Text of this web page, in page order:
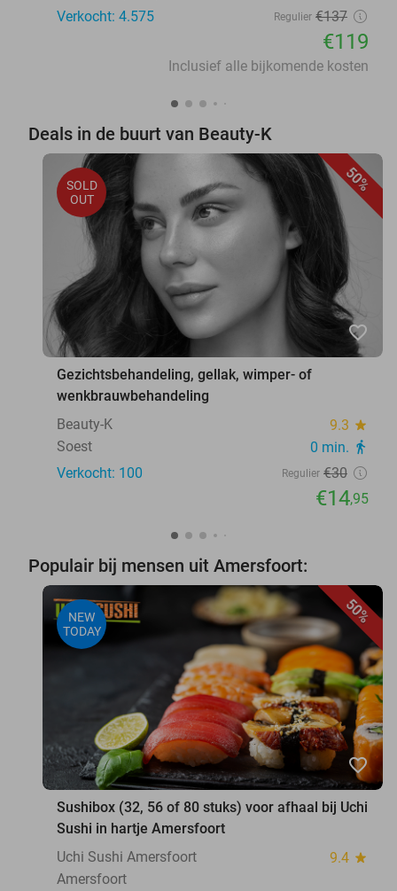
Verkocht: 4.575
Regulier €137
€119
Inclusief alle bijkomende kosten
Deals in de buurt van Beauty-K
50%
SOLD
OUT
favorite_border
Gezichtsbehandeling, gellak, wimper- of
wenkbrauwbehandeling
Beauty-K
9.3 star
Soest 0 min. directions_walk
Verkocht: 100 Regulier €30
€14,95
Populair bij mensen uit Amersfoort:
50%
NEW
TODAY
favorite_border
Sushibox (32, 56 of 80 stuks) voor afhaal bij Uchi
Sushi in hartje Amersfoort
Uchi Sushi Amersfoort
9.4 star
Amersfoort